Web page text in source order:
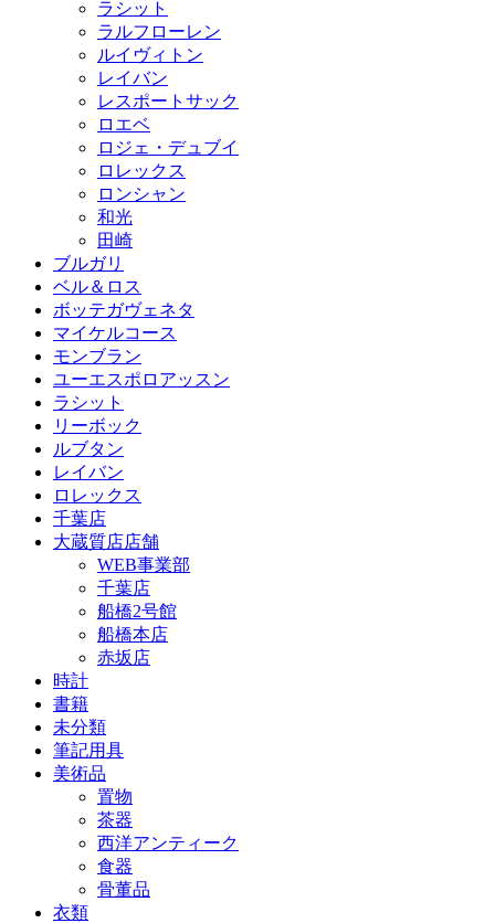
ラシット
ラルフローレン
ルイヴィトン
レイバン
レスポートサック
ロエベ
ロジェ・デュブイ
ロレックス
ロンシャン
和光
田崎
ブルガリ
ベル＆ロス
ボッテガヴェネタ
マイケルコース
モンブラン
ユーエスポロアッスン
ラシット
リーボック
ルブタン
レイバン
ロレックス
千葉店
大蔵質店店舗
WEB事業部
千葉店
船橋2号館
船橋本店
赤坂店
時計
書籍
未分類
筆記用具
美術品
置物
茶器
西洋アンティーク
食器
骨董品
衣類